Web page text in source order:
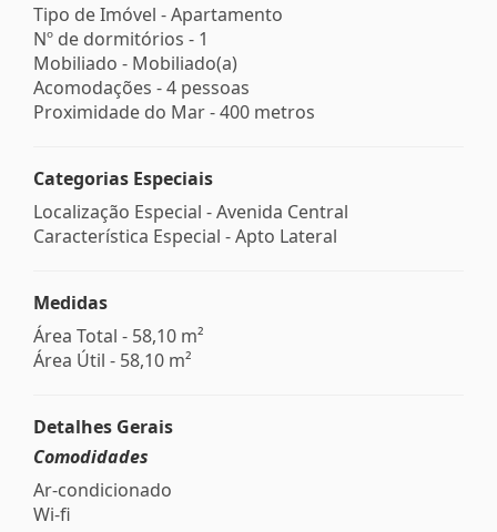
Tipo de Imóvel - Apartamento
Nº de dormitórios - 1
Mobiliado - Mobiliado(a)
Acomodações - 4 pessoas
Proximidade do Mar - 400 metros
Categorias Especiais
Localização Especial - Avenida Central
Característica Especial - Apto Lateral
Medidas
Área Total - 58,10 m²
Área Útil - 58,10 m²
Detalhes Gerais
Comodidades
Ar-condicionado
Wi-fi